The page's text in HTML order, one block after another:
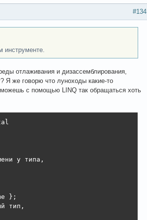
#134
отлаживания и дизассемблирования,
Я же говорю что луноходы какие-то
с помощью LINQ так обращаться хоть
у типа,
};
тип,